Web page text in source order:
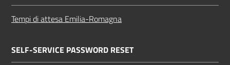
Tempi di attesa Emilia-Romagna
SELF-SERVICE PASSWORD RESET